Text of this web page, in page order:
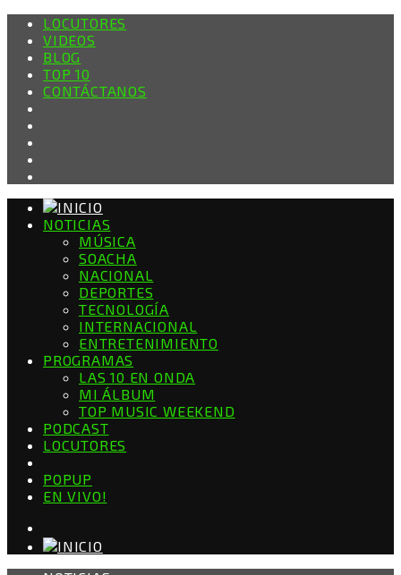
LOCUTORES
VIDEOS
BLOG
TOP 10
CONTÁCTANOS
NOTICIAS
MÚSICA
SOACHA
NACIONAL
DEPORTES
TECNOLOGÍA
INTERNACIONAL
ENTRETENIMIENTO
PROGRAMAS
LAS 10 EN ONDA
MI ÁLBUM
TOP MUSIC WEEKEND
PODCAST
LOCUTORES
POPUP
EN VIVO!